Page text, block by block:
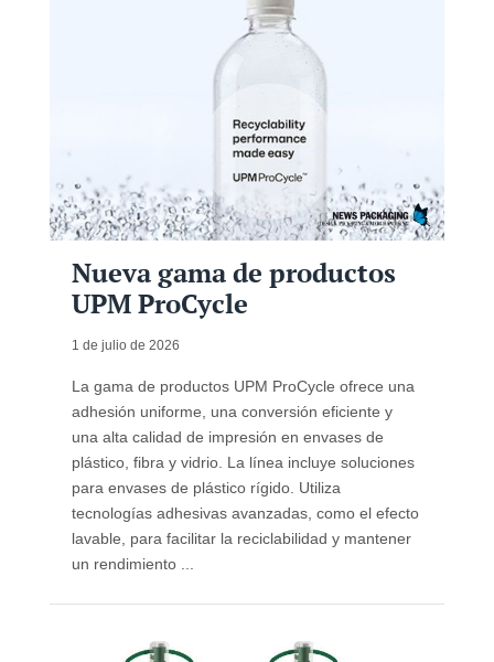
Nueva gama de productos
UPM ProCycle
1 de julio de 2026
La gama de productos UPM ProCycle ofrece una
adhesión uniforme, una conversión eficiente y
una alta calidad de impresión en envases de
plástico, fibra y vidrio. La línea incluye soluciones
para envases de plástico rígido. Utiliza
tecnologías adhesivas avanzadas, como el efecto
lavable, para facilitar la reciclabilidad y mantener
un rendimiento ...